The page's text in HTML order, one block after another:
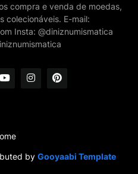
compra e venda de moedas,
colecionáveis. E-mail:
Insta: @diniznumismatica
by Gooyaabi Template